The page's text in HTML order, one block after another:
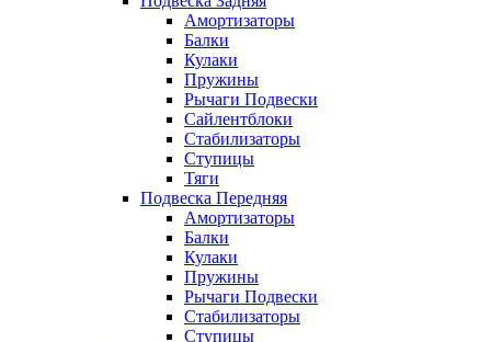
Амортизаторы
Балки
Кулаки
Пружины
Рычаги Подвески
Сайлентблоки
Стабилизаторы
Ступицы
Тяги
Подвеска Передняя
Амортизаторы
Балки
Кулаки
Пружины
Рычаги Подвески
Стабилизаторы
Ступицы